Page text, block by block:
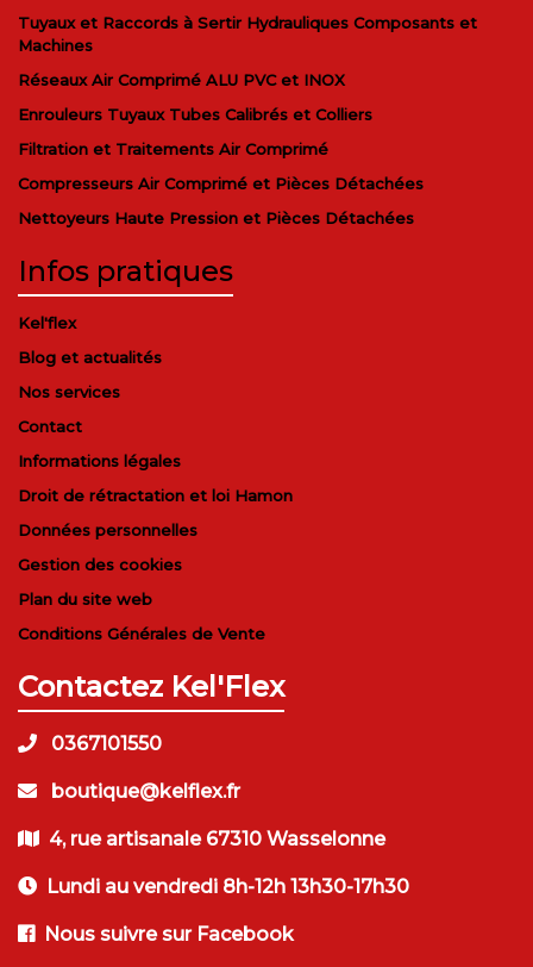
Tuyaux et Raccords à Sertir Hydrauliques Composants et
Machines
Réseaux Air Comprimé ALU PVC et INOX
Enrouleurs Tuyaux Tubes Calibrés et Colliers
Filtration et Traitements Air Comprimé
Compresseurs Air Comprimé et Pièces Détachées
Nettoyeurs Haute Pression et Pièces Détachées
Infos pratiques
Kel'flex
Blog et actualités
Nos services
Contact
Informations légales
Droit de rétractation et loi Hamon
Données personnelles
Gestion des cookies
Plan du site web
Conditions Générales de Vente
Contactez Kel'Flex
0367101550
boutique@kelflex.fr
4, rue artisanale 67310 Wasselonne
Lundi au vendredi 8h-12h 13h30-17h30
Nous suivre sur Facebook